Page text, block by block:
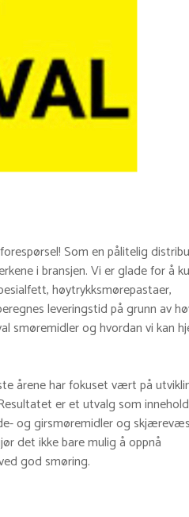
Som en pålitelig
i bransjen. Vi er glade for å
høytrykksmørepastaer,
leveringstid på grunn av
smøremidler og hvordan vi kan
årene har fokuset vært på
er et utvalg som
og girsmøremidler og
det ikke bare mulig å oppnå
god smøring.